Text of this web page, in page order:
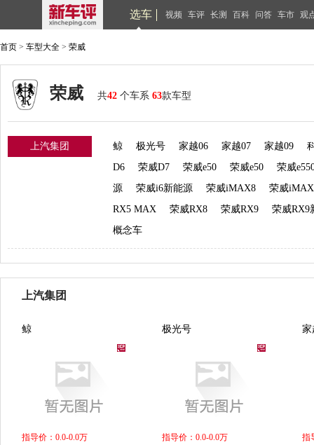
选车 视频 车评 长测 百科 问答 车市 观
首页 > 车型大全 > 荣威
荣威 共42 个车系 63款车型
上汽集团 鲸 极光号 家越06 家越07 家越09
D6
荣威D7 荣威e50 荣威e50
荣威
源
荣威i6新能源 荣威iMAX8
荣威
RX5 MAX
荣威RX8 荣威RX9
荣威RX9
概念车
上汽集团
鲸
指导价：0.0-0.0万
极光号
指导价：0.0-0.0万
家
指